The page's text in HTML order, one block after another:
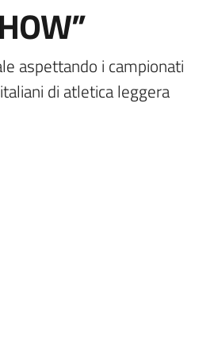
aspettando i campionati
di atletica leggera